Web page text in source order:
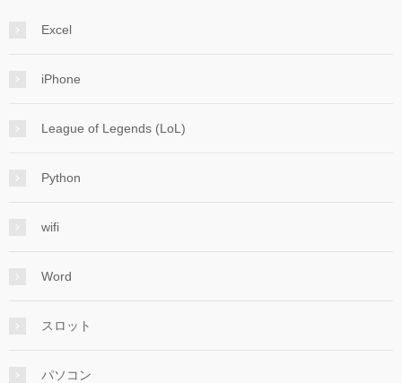
Excel
iPhone
League of Legends (LoL)
Python
wifi
Word
スロット
パソコン